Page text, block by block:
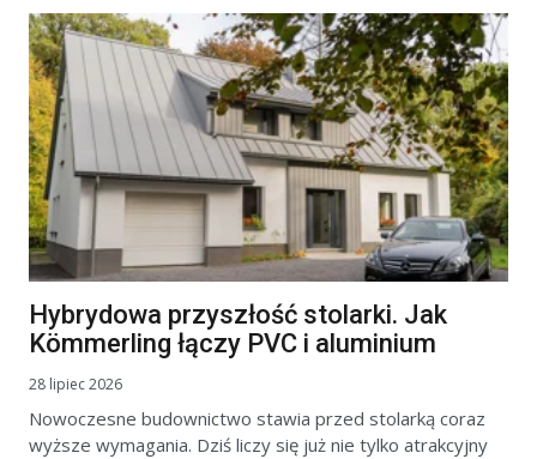
Hybrydowa przyszłość stolarki. Jak
Kömmerling łączy PVC i aluminium
28 lipiec 2026
Nowoczesne budownictwo stawia przed stolarką coraz
wyższe wymagania. Dziś liczy się już nie tylko atrakcyjny